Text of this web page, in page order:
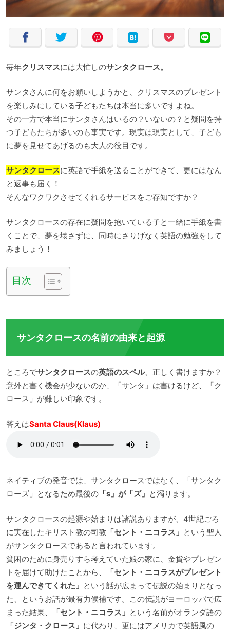
毎年クリスマスには大忙しのサンタクロース。
サンタさんに何をお願いしようかと、クリスマスのプレゼント
を楽しみにしている子どもたちは本当に多いですよね。
その一方で本当にサンタさんはいるの？いないの？と疑問を持
つ子どもたちが多いのも事実です。現実は現実として、子ども
に夢を見せてあげるのも大人の役目です。
サンタクロースに英語で手紙を送ることができて、更にはなん
と返事も届く！
そんなワクワクさせてくれるサービスをご存知ですか？
サンタクロースの存在に疑問を抱いている子と一緒に手紙を書
くことで、夢を壊さずに、同時にさりげなく英語の勉強をして
みましょう！
目次
サンタクロースの名前の由来と起源
ところでサンタクロースの英語のスペル、正しく書けますか？
意外と書く機会が少ないのか、「サンタ」は書けるけど、「ク
ロース」が難しい印象です。
答えはSanta Claus(Klaus)
ネイティブの発音では、サンタクロースではなく、「サンタク
ローズ」となるため最後の「s」が「ズ」 と濁ります。
サンタクロースの起源や始まりは諸説ありますが、4世紀ごろ
に実在したキリスト教の司教 「セント・ニコラス」 という聖人
がサンタクロースであると言われています。
貧困のために身売りすら考えていた娘の家に、金貨やプレゼン
トを届けて助けたことから、
「セント・ニコラスがプレゼント
を運んできてくれた」 という話が広まって伝説の始まりとなっ
た、というお話が最有力候補です。この伝説がヨーロッパで広
まった結果、
「セント・ニコラス」 という名前がオランダ語の
「ジンタ・クロース」 に代わり、更にはアメリカで英語風の